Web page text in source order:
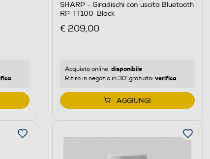
SHARP - Giradischi con uscita Bluetooth
RP-TT100-Black
€ 209,00
Acquisto online: disponibile
Ritiro in negozio in 30' gratuito: verifica
AGGIUNGI